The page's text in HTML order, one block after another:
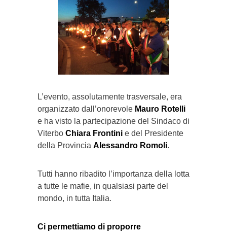
L’evento, assolutamente trasversale, era
organizzato dall’onorevole Mauro Rotelli
e ha visto la partecipazione del Sindaco di
Viterbo Chiara Frontini e del Presidente
della Provincia Alessandro Romoli.
Tutti hanno ribadito l’importanza della lotta
a tutte le mafie, in qualsiasi parte del
mondo, in tutta Italia.
Ci permettiamo di proporre